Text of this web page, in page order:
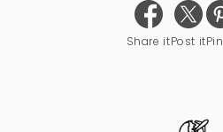
Share itPost it